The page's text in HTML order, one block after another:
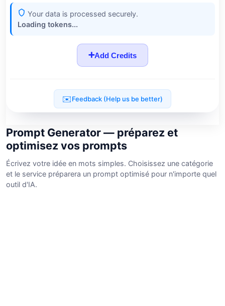
Prompt Generator — préparez et
optimisez vos prompts
Écrivez votre idée en mots simples. Choisissez une catégorie
et le service préparera un prompt optimisé pour n'importe quel
outil d'IA.